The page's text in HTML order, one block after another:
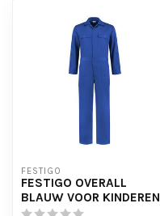
FESTIGO
FESTIGO OVERALL
BLAUW VOOR KINDEREN